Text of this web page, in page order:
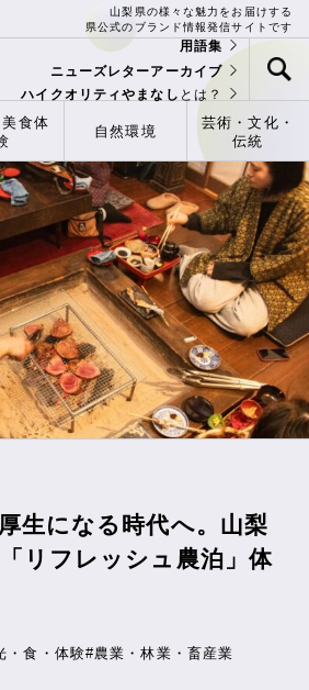
山梨県の様々な魅力をお届けする
県公式のブランド情報発信サイトです
用語集
ニューズレターアーカイブ
ハイクオリティやまなし とは？
食体
自然環境
芸術・文化・
伝統
生になる時代へ。山梨
リフレッシュ農泊」体
・食・体験#農業・林業・畜産業